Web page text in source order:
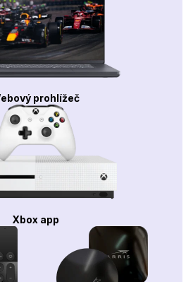
prohlížeč
Xbox app